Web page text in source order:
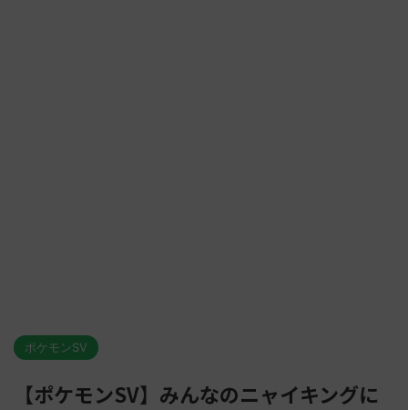
ポケモンSV
【ポケモンSV】みんなのニャイキングに